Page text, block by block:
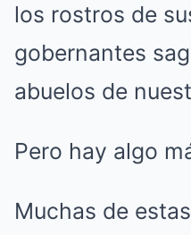
los rostros de
gobernantes
abuelos de
Pero hay algo
Muchas de